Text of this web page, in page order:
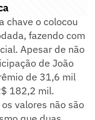
chave o colocou
fazendo com
Apesar de não
de João
de 31,6 mil
182,2 mil.
valores não são